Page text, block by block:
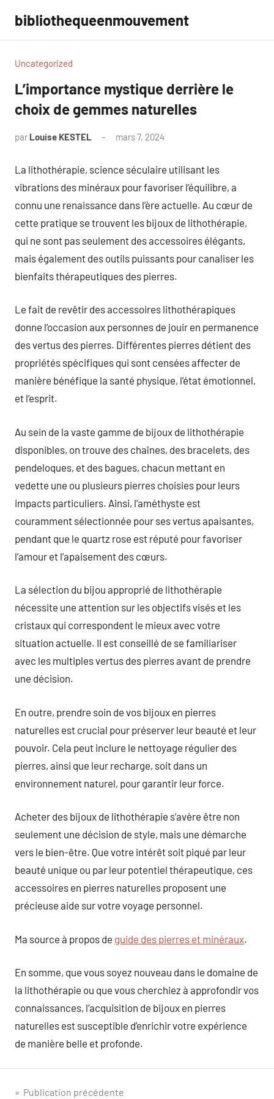
contenu
bibliothequeenmouvement
Uncategorized
L’importance mystique derrière le
choix de gemmes naturelles
par Louise KESTEL mars 7, 2024
La lithothérapie, science séculaire utilisant les
vibrations des minéraux pour favoriser l’équilibre, a
connu une renaissance dans l’ère actuelle. Au cœur de
cette pratique se trouvent les bijoux de lithothérapie,
qui ne sont pas seulement des accessoires élégants,
mais également des outils puissants pour canaliser les
bienfaits thérapeutiques des pierres.
Le fait de revêtir des accessoires lithothérapiques
donne l’occasion aux personnes de jouir en permanence
des vertus des pierres. Différentes pierres détient des
propriétés spécifiques qui sont censées affecter de
manière bénéfique la santé physique, l’état émotionnel,
et l’esprit.
Au sein de la vaste gamme de bijoux de lithothérapie
disponibles, on trouve des chaînes, des bracelets, des
pendeloques, et des bagues, chacun mettant en
vedette une ou plusieurs pierres choisies pour leurs
impacts particuliers. Ainsi, l’améthyste est
couramment sélectionnée pour ses vertus apaisantes,
pendant que le quartz rose est réputé pour favoriser
l’amour et l’apaisement des cœurs.
La sélection du bijou approprié de lithothérapie
nécessite une attention sur les objectifs visés et les
cristaux qui correspondent le mieux avec votre
situation actuelle. Il est conseillé de se familiariser
avec les multiples vertus des pierres avant de prendre
une décision.
En outre, prendre soin de vos bijoux en pierres
naturelles est crucial pour préserver leur beauté et leur
pouvoir. Cela peut inclure le nettoyage régulier des
pierres, ainsi que leur recharge, soit dans un
environnement naturel, pour garantir leur force.
Acheter des bijoux de lithothérapie s’avère être non
seulement une décision de style, mais une démarche
vers le bien-être. Que votre intérêt soit piqué par leur
beauté unique ou par leur potentiel thérapeutique, ces
accessoires en pierres naturelles proposent une
précieuse aide sur votre voyage personnel.
Ma source à propos de guide des pierres et minéraux.
En somme, que vous soyez nouveau dans le domaine de
la lithothérapie ou que vous cherchiez à approfondir vos
connaissances, l’acquisition de bijoux en pierres
naturelles est susceptible d’enrichir votre expérience
de manière belle et profonde.
Navigation
Publication précédente